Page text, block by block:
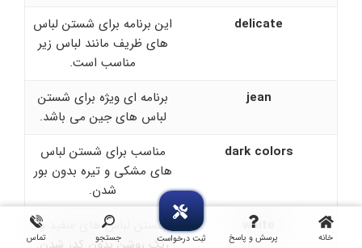
خانه پرسش و پاسخ ثبت درخواست جستجو تماس
delicate
این برنامه برای شستن لباس
های ظریف مانند لباس زیر
مناسب است.
jean
برنامه ای ویژه برای شستن
لباس های جین می باشد.
dark colors
مناسب برای شستن لباس
های مشکی و تیره بدون بور
شدن.
white
شستن لباس های سفید و